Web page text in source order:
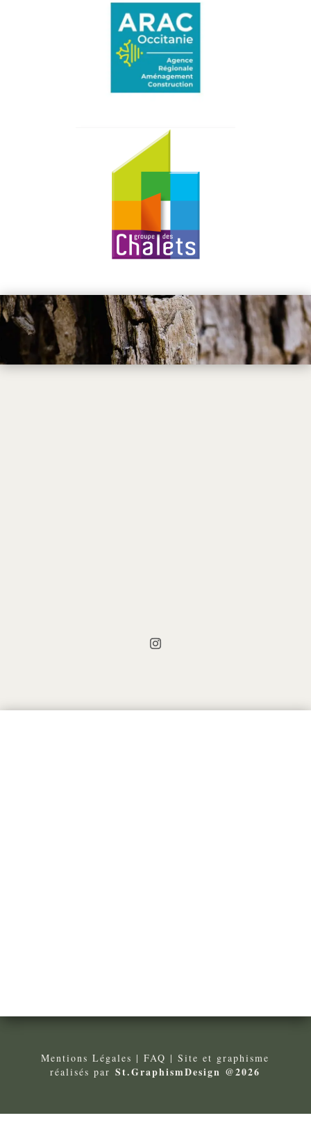
Mentions Légales | FAQ | Site et graphisme
réalisés par St.GraphismDesign @2026